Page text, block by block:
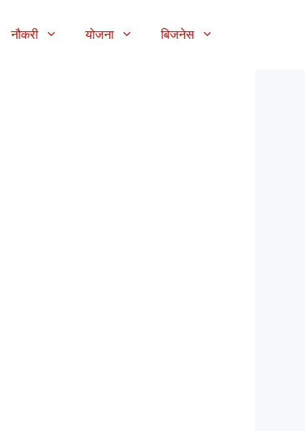
नौकरी योजना बिजनेस